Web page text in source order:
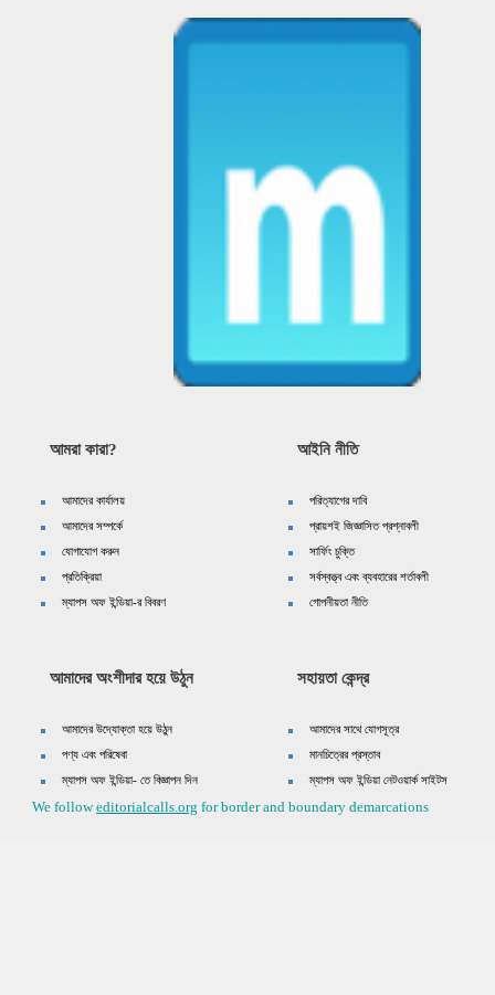
আমরা কারা?
আমাদের কার্যালয়
আমাদের সম্পর্কে
যোগাযোগ করুন
প্রতিক্রিয়া
ম্যাপস অফ ইন্ডিয়া-র বিবরণ
আইনি নীতি
পরিত্যাগের দাবি
প্রায়শই জিজ্ঞাসিত প্রশ্নাবলী
সার্ফিং চুক্তি
সর্বস্বত্ত্ব এবং ব্যবহারের শর্তাবলী
গোপনীয়তা নীতি
আমাদের অংশীদার হয়ে উঠুন
আমাদের উদ্যোক্তা হয়ে উঠুন
পণ্য এবং পরিষেবা
ম্যাপস অফ ইন্ডিয়া- তে বিজ্ঞাপন দিন
সহায়তা কেন্দ্র
আমাদের সাথে যোগসূত্র
মানচিত্রের প্রস্তাব
ম্যাপস অফ ইন্ডিয়া নেটওয়ার্ক সাইটস
We followeditorialcalls.org for border and boundary demarcations